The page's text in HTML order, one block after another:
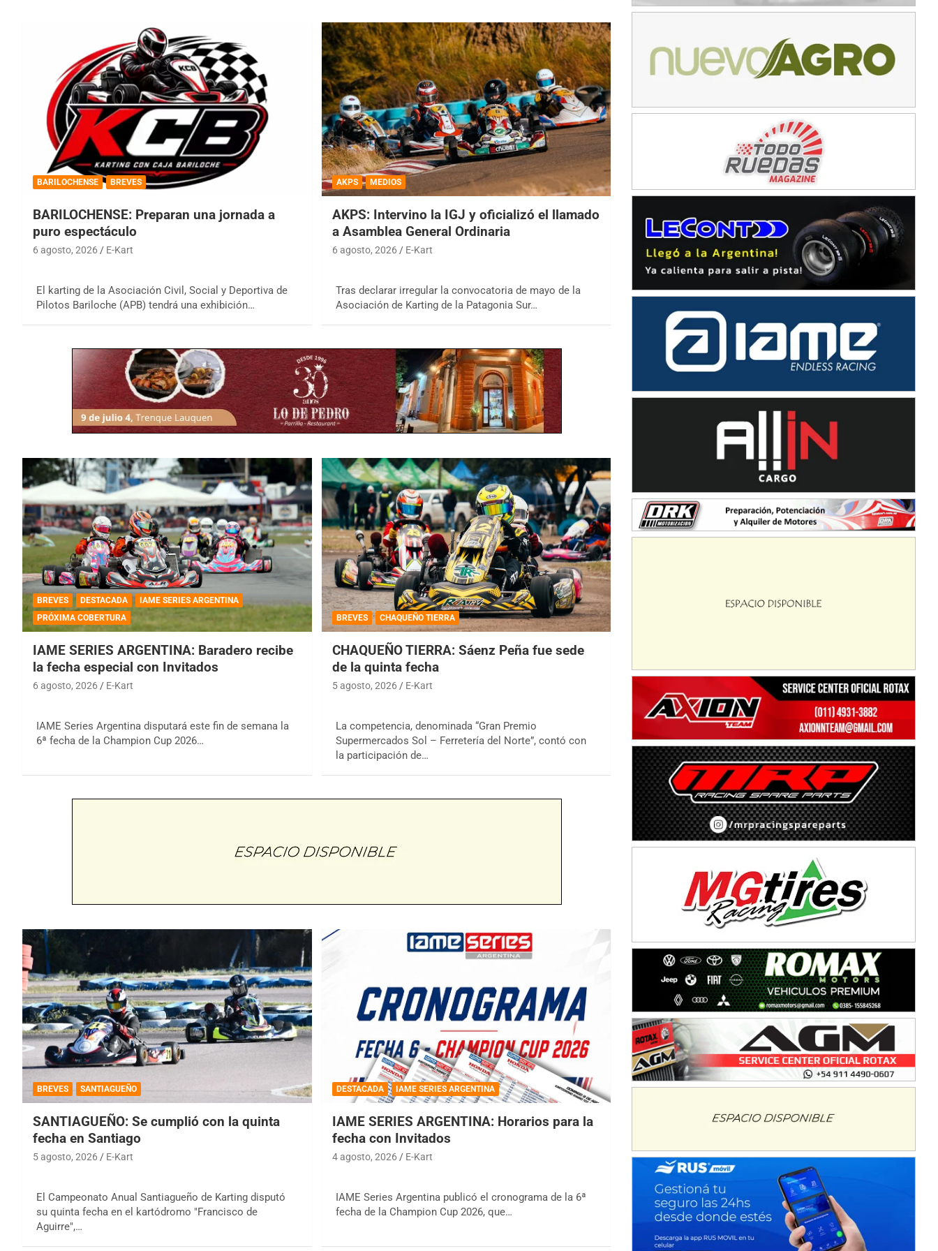
BARILOCHENSE BREVES
BARILOCHENSE: Preparan una jornada a
puro espectáculo
6 agosto, 2026 E-Kart
El karting de la Asociación Civil, Social y Deportiva de
Pilotos Bariloche (APB) tendrá una exhibición…
AKPS MEDIOS
AKPS: Intervino la IGJ y oficializó el llamado
a Asamblea General Ordinaria
6 agosto, 2026 E-Kart
Tras declarar irregular la convocatoria de mayo de la
Asociación de Karting de la Patagonia Sur…
BREVES DESTACADA
IAME SERIES ARGENTINA
PRÓXIMA COBERTURA
IAME SERIES ARGENTINA: Baradero recibe
la fecha especial con Invitados
6 agosto, 2026 E-Kart
IAME Series Argentina disputará este fin de semana la
6ª fecha de la Champion Cup 2026…
BREVES CHAQUEÑO TIERRA
CHAQUEÑO TIERRA: Sáenz Peña fue sede
de la quinta fecha
5 agosto, 2026 E-Kart
La competencia, denominada “Gran Premio
Supermercados Sol – Ferretería del Norte”, contó con
la participación de…
BREVES SANTIAGUEÑO
SANTIAGUEÑO: Se cumplió con la quinta
fecha en Santiago
5 agosto, 2026 E-Kart
El Campeonato Anual Santiagueño de Karting disputó
su quinta fecha en el kartódromo "Francisco de
Aguirre",…
DESTACADA IAME SERIES ARGENTINA
IAME SERIES ARGENTINA: Horarios para la
fecha con Invitados
4 agosto, 2026 E-Kart
IAME Series Argentina publicó el cronograma de la 6ª
fecha de la Champion Cup 2026, que…
Trenque Lauquen (Buenos Aires)
ENTRERRIANO - F6 (POSTERGADA)
Moto Club Reginense (Tierra)
CSK - F7
Juventud Unida (Tierra)
NORESTE SANTAFESINO - F6
Avellaneda (Santa Fe)
SUR SANTAFESINO - F4
José Samuel Sánchez (Tierra)
Rufino (Santa Fe)
TUCUMANO - F5